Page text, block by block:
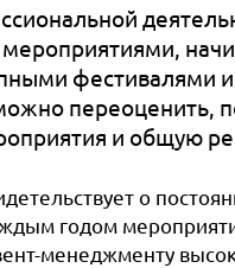
фестивалями
переоценить,
и общую
о
годом
менеджменту